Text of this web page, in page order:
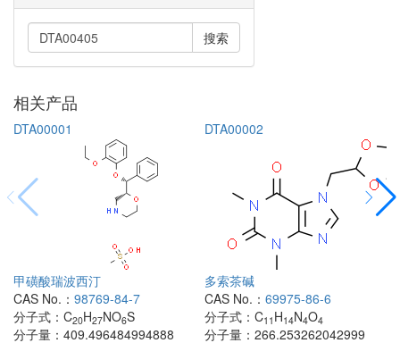
搜索
相关产品
DTA00001
甲磺酸瑞波西汀
CAS No.： 98769-84-7
分子式： C20H27NO6S
分子量： 409.496484994888
DTA00002
多索茶碱
CAS No.： 69975-86-6
分子式： C11 H14N4O4
分子量： 266.253262042999